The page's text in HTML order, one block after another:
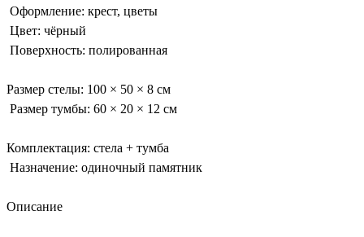
Оформление: крест, цветы
Цвет: чёрный
Поверхность: полированная
Размер стелы: 100 × 50 × 8 см
Размер тумбы: 60 × 20 × 12 см
Комплектация: стела + тумба
Назначение: одиночный памятник
Описание